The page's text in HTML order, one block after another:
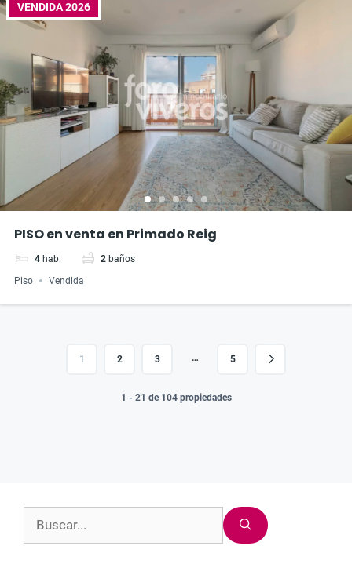
VENDIDA 2026
PISO en venta en Primado Reig
4 hab. 2 baños
Piso Vendida
1 2 3 … 5
1 - 21 de 104 propiedades